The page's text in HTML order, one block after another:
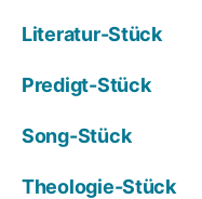
Literatur-Stück
Predigt-Stück
Song-Stück
Theologie-Stück